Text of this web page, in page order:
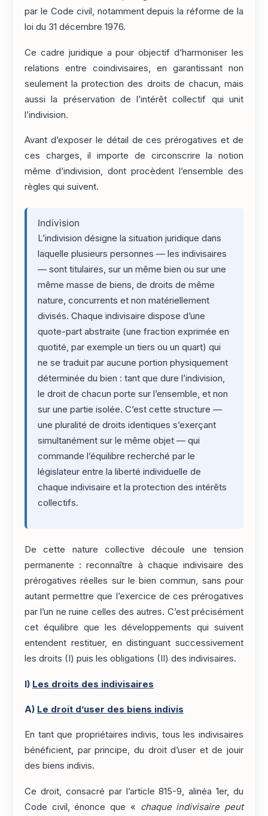
par le Code civil, notamment depuis la réforme de la
loi du 31 décembre 1976.
Ce cadre juridique a pour objectif d’harmoniser les
relations entre coindivisaires, en garantissant non
seulement la protection des droits de chacun, mais
aussi la préservation de l’intérêt collectif qui unit
l’indivision.
Avant d’exposer le détail de ces prérogatives et de
ces charges, il importe de circonscrire la notion
même d’indivision, dont procèdent l’ensemble des
règles qui suivent.
Indivision
L’indivision désigne la situation juridique dans
laquelle plusieurs personnes — les indivisaires
— sont titulaires, sur un même bien ou sur une
même masse de biens, de droits de même
nature, concurrents et non matériellement
divisés. Chaque indivisaire dispose d’une
quote-part abstraite (une fraction exprimée en
quotité, par exemple un tiers ou un quart) qui
ne se traduit par aucune portion physiquement
déterminée du bien : tant que dure l’indivision,
le droit de chacun porte sur l’ensemble, et non
sur une partie isolée. C’est cette structure —
une pluralité de droits identiques s’exerçant
simultanément sur le même objet — qui
commande l’équilibre recherché par le
législateur entre la liberté individuelle de
chaque indivisaire et la protection des intérêts
collectifs.
De cette nature collective découle une tension
permanente : reconnaître à chaque indivisaire des
prérogatives réelles sur le bien commun, sans pour
autant permettre que l’exercice de ces prérogatives
par l’un ne ruine celles des autres. C’est précisément
cet équilibre que les développements qui suivent
entendent restituer, en distinguant successivement
les droits (I) puis les obligations (II) des indivisaires.
I) Les droits des indivisaires
A) Le droit d’user des biens indivis
En tant que propriétaires indivis, tous les indivisaires
bénéficient, par principe, du droit d’user et de jouir
des biens indivis.
Ce droit, consacré par l’article 815-9, alinéa 1er, du
Code civil, énonce que « chaque indivisaire peut